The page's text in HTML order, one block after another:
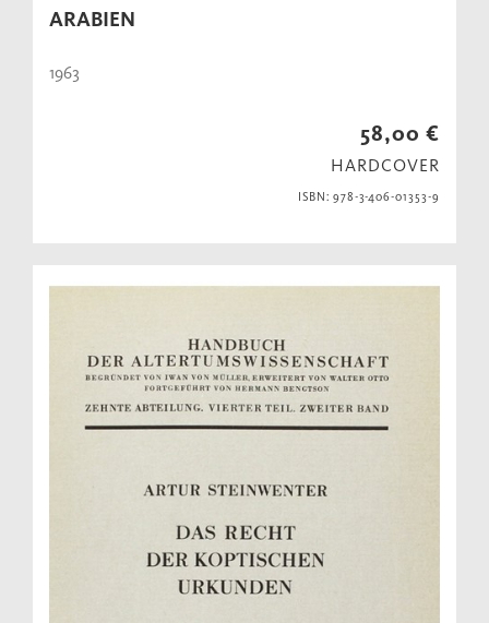
ARABIEN
1963
58,00 €
HARDCOVER
ISBN: 978-3-406-01353-9